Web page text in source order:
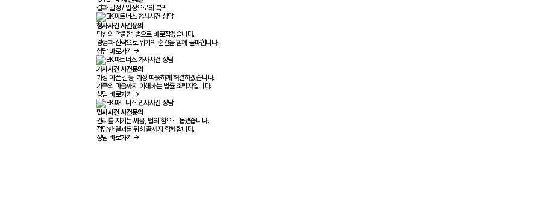
결과 달성 / 일상으로의 복귀
형사사건 사건문의
당신의 억울함, 법으로 바로잡겠습니다.
경험과 전략으로 위기의 순간을 함께 돌파합니다.
상담 바로가기 →
가사사건 사건문의
가장 아픈 갈등, 가장 따뜻하게 해결하겠습니다.
가족의 마음까지 이해하는 법률 조력자입니다.
상담 바로가기 →
민사사건 사건문의
권리를 지키는 싸움, 법의 힘으로 돕겠습니다.
정당한 결과를 위해 끝까지 함께합니다.
상담 바로가기 →